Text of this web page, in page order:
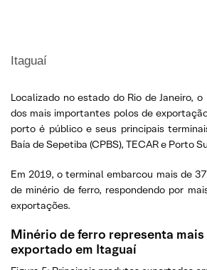
Itaguaí
Localizado no estado do Rio de Janeiro,
dos mais importantes polos de
porto é público e seus principais
Baía de Sepetiba (CPBS), TECAR e Porto
Em 2019, o terminal embarcou mais de
de minério de ferro, respondendo por
exportações.
Minério de ferro representa
exportado em Itaguaí